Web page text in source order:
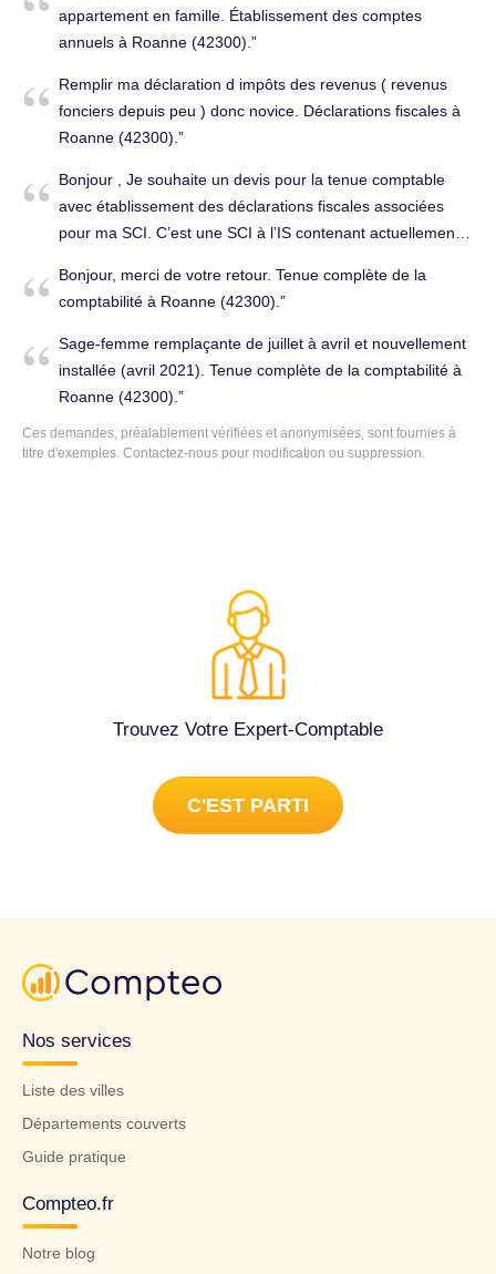
appartement en famille. Établissement des comptes
annuels à Roanne (42300).
Remplir ma déclaration d impôts des revenus ( revenus
fonciers depuis peu ) donc novice. Déclarations fiscales à
Roanne (42300).
Bonjour , Je souhaite un devis pour la tenue comptable
avec établissement des déclarations fiscales associées
pour ma SCI. C’est une SCI à l’IS contenant actuellement 3
la comptabilité à Roanne (42300).
Bonjour, merci de votre retour. Tenue complète de la
comptabilité à Roanne (42300).
Sage-femme remplaçante de juillet à avril et nouvellement
installée (avril 2021). Tenue complète de la comptabilité à
Roanne (42300).
Ces demandes, préalablement vérifiées et anonymisées, sont fournies à
titre d'exemples. Contactez-nous pour modification ou suppression.
Trouvez Votre Expert-Comptable
C'EST PARTI
Nos services
Liste des villes
Départements couverts
Guide pratique
Compteo.fr
Notre blog